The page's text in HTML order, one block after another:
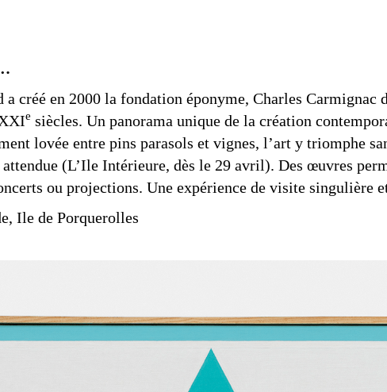
a créé en 2000 la fondation éponyme, Charles
e siècles. Un panorama unique de la création
lovée entre pins parasols et vignes, l’art y triomphe
(L’Ile Intérieure, dès le 29 avril). Des œuvres
ou projections. Une expérience de visite singulière
Ile de Porquerolles